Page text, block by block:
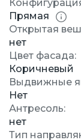
Прямая
Открытая
нет
Цвет фасада:
Коричневый
Выдвижные
Нет
Антресоль:
нет
Тип